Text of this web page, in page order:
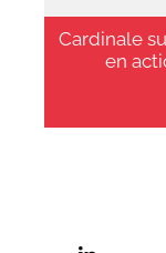
Cardinale
en